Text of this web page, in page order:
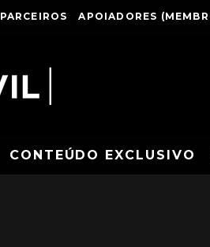
PARCEIROS APOIADORES
CONTEÚDO EXCLUSIVO